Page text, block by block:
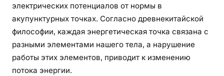
электрических потенциалов от нормы в
акупунктурных точках. Согласно древнекитайской
философии, каждая энергетическая точка связана с
разными элементами нашего тела, а нарушение
работы этих элементов, приводит к изменению
потока энергии.